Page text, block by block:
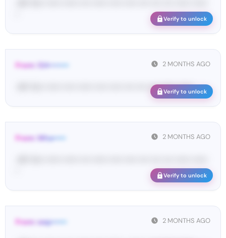
Verify to unlock
2 MONTHS AGO
From: 124••••••••
<#• Yo•• •••••• ••••• •••••• ••••• ••••• •••• •••• •••• •••••• ••••••
Verify to unlock
2 MONTHS AGO
From: Wha•••••
Verify to unlock
2 MONTHS AGO
From: wep••••••